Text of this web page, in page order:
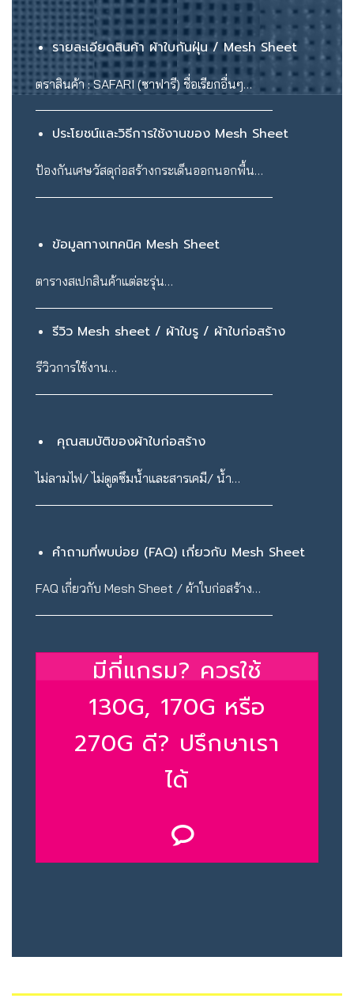
รายละเอียดสินค้า ผ้าใบกันฝุ่น / Mesh Sheet
ตราสินค้า : SAFARI (ซาฟารี) ชื่อเรียกอื่นๆ…
ประโยชน์และวิธีการใช้งานของ Mesh Sheet
ป้องกันเศษวัสดุก่อสร้างกระเด็นออกนอกพื้น…
ข้อมูลทางเทคนิค Mesh Sheet
ตารางสเปกสินค้าแต่ละรุ่น…
รีวิว Mesh sheet / ผ้าใบรู / ผ้าใบก่อสร้าง
รีวิวการใช้งาน…
คุณสมบัติของผ้าใบก่อสร้าง
ไม่ลามไฟ/ ไม่ดูดซึมน้ำและสารเคมี/ น้ำ…
คำถามที่พบบ่อย (FAQ) เกี่ยวกับ Mesh Sheet
FAQ เกี่ยวกับ Mesh Sheet / ผ้าใบก่อสร้าง…
มีกี่แกรม? ควรใช้
130G, 170G หรือ
270G ดี? ปรึกษาเรา
ได้